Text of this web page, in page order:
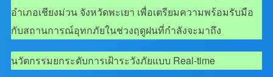
อำเภอเชียงม่วน จังหวัดพะเยา เพื่อเตรียมความพร้อมรับมือ
กับสถานการณ์อุทกภัยในช่วงฤดูฝนที่กำลังจะมาถึง
นวัตกรรมยกระดับการเฝ้าระวังภัยแบบ Real-time